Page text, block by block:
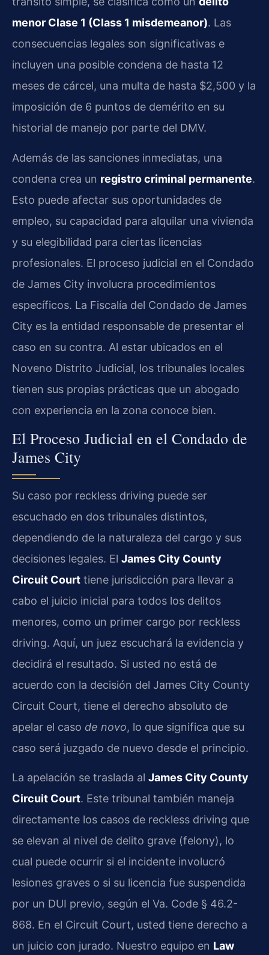
menor Clase 1 (Class 1 misdemeanor). Las
consecuencias legales son significativas e
incluyen una posible condena de hasta 12
meses de cárcel, una multa de hasta $2,500 y la
imposición de 6 puntos de demérito en su
historial de manejo por parte del DMV.
Además de las sanciones inmediatas, una
condena crea un registro criminal permanente.
Esto puede afectar sus oportunidades de
empleo, su capacidad para alquilar una vivienda
y su elegibilidad para ciertas licencias
profesionales. El proceso judicial en el Condado
de James City involucra procedimientos
específicos. La Fiscalía del Condado de James
City es la entidad responsable de presentar el
caso en su contra. Al estar ubicados en el
Noveno Distrito Judicial, los tribunales locales
tienen sus propias prácticas que un abogado
con experiencia en la zona conoce bien.
El Proceso Judicial en el Condado de
James City
Su caso por reckless driving puede ser
escuchado en dos tribunales distintos,
dependiendo de la naturaleza del cargo y sus
decisiones legales. El James City County
Circuit Court tiene jurisdicción para llevar a
cabo el juicio inicial para todos los delitos
menores, como un primer cargo por reckless
driving. Aquí, un juez escuchará la evidencia y
decidirá el resultado. Si usted no está de
acuerdo con la decisión del James City County
Circuit Court, tiene el derecho absoluto de
apelar el caso de novo, lo que significa que su
caso será juzgado de nuevo desde el principio.
La apelación se traslada al James City County
Circuit Court. Este tribunal también maneja
directamente los casos de reckless driving que
se elevan al nivel de delito grave (felony), lo
cual puede ocurrir si el incidente involucró
lesiones graves o si su licencia fue suspendida
por un DUI previo, según el Va. Code § 46.2-
868. En el Circuit Court, usted tiene derecho a
un juicio con jurado. Nuestro equipo en Law